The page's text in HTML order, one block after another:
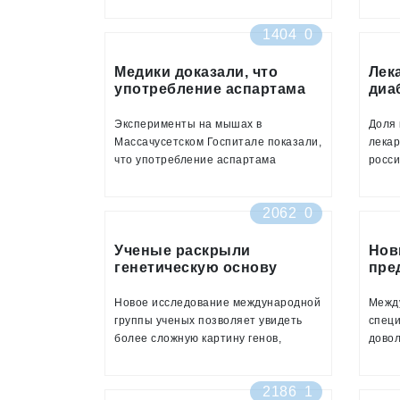
академик РАН Марина Шестакова.
знает о своем диагнозе
1404 0
Медики доказали, что
употребление аспартама
Эксперименты на мышах в
Массачусетском Госпитале показали,
что употребление аспартама
Доля
ГЛП,
2062 0
Ученые раскрыли
генетическую основу
диабета
Новое исследование международной
группы ученых позволяет увидеть
более сложную картину генов,
Статья по материалам исследования
2186 1